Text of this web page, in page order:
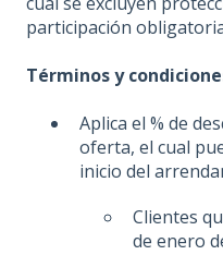
participación
Términos y
Aplica el % de
oferta, el cual
inicio del
Clientes
de enero